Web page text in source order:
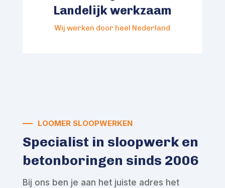
Landelijk werkzaam
Wij werken door heel Nederland
LOOMER SLOOPWERKEN
Specialist in sloopwerk en
betonboringen sinds 2006
Bij ons ben je aan het juiste adres het